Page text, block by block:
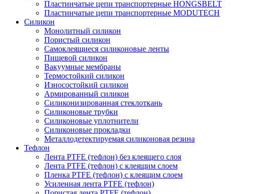
Пластинчатые цепи транспортерные HONGSBELT
Пластинчатые цепи транспортерные MODUTECH
Силикон
Монолитный силикон
Пористый силикон
Самоклеящиеся силиконовые ленты
Пищевой силикон
Вакуумные мембраны
Термостойкий силикон
Износостойкий силикон
Армированный силикон
Силиконизированная стеклоткань
Силиконовые трубки
Силиконовые уплотнители
Силиконовые прокладки
Металлодетектируемая силиконовая резина
Тефлон
Лента PTFE (тефлон) без клеящего слоя
Лента PTFE (тефлон) с клеящим слоем
Пленка PTFE (тефлон) с клеящим слоем
Усиленная лента PTFE (тефлон)